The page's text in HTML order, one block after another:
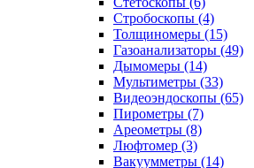
Стробоскопы (4)
Толщиномеры (15)
Газоанализаторы (49)
Дымомеры (14)
Мультиметры (33)
Видеоэндоскопы (65)
Пирометры (7)
Ареометры (8)
Люфтомер (3)
Вакуумметры (14)